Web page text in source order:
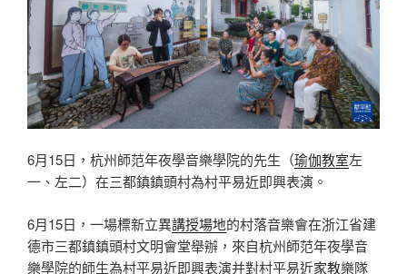
6月15日，杭州師范年夜學音樂學院的先生（瑜伽教室左
一、左二）在三都鎮鎮頭村為村平易近即興表演。
6月15日，一場標新立異講授場地的村落音樂會在浙江省建
德市三都鎮鎮頭村文明會堂舉辦，來自杭州師范年夜學音
樂學院的師生為村平易近即興表演并對村平易近家教樂隊